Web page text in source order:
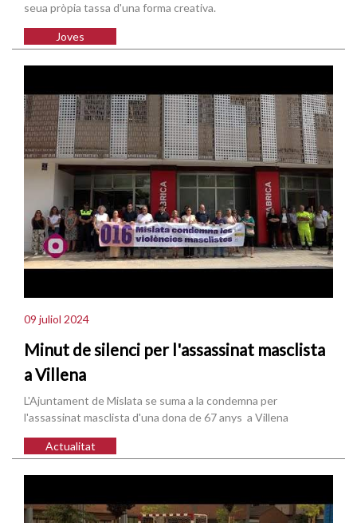
seua pròpia tassa d'una forma creativa.
Joves
09 juliol 2024
Minut de silenci per l'assassinat masclista
a Villena
L'Ajuntament de Mislata se suma a la condemna per
l'assassinat masclista d'una dona de 67 anys a Villena
Actualitat